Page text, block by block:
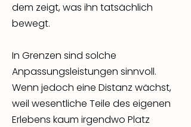
dem zeigt, was ihn tatsächlich
bewegt.
In Grenzen sind solche
Anpassungsleistungen sinnvoll.
Wenn jedoch eine Distanz wächst,
weil wesentliche Teile des eigenen
Erlebens kaum irgendwo Platz